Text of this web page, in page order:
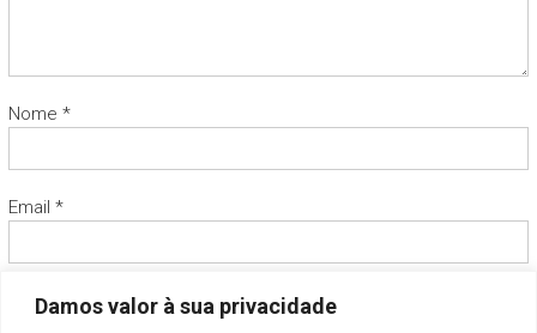
Damos valor à sua privacidade
Nome *
Email *
Site